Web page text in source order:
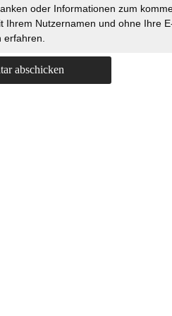
oder Informationen zum
Ihrem Nutzernamen und ohne Ihre